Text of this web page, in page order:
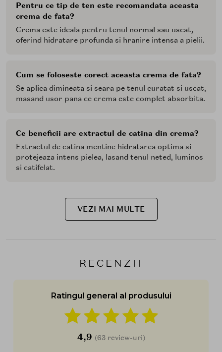
Pentru ce tip de ten este recomandata aceasta
crema de fata?
Crema este ideala pentru tenul normal sau uscat,
oferind hidratare profunda si hranire intensa a pielii.
Cum se foloseste corect aceasta crema de fata?
Se aplica dimineata si seara pe tenul curatat si uscat,
masand usor pana ce crema este complet absorbita.
Ce beneficii are extractul de catina din crema?
Extractul de catina mentine hidratarea optima si
protejeaza intens pielea, lasand tenul neted, luminos
si catifelat.
VEZI MAI MULTE
RECENZII
Ratingul general al produsului
4,9 (63 review-uri)